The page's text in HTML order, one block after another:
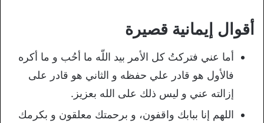
أقوال إيمانية قصيرة
أما عني فتركتُ كل الأمر بيد اللّه ما أحُب و ما أكره
فالأول هو قادر علي حفظه و الثاني هو قادر على
إزالته عني و ليس ذلك على الله بعزيز.
اللهم إنا ببابك واقفون، و برحمتك معلقون و بكرمك